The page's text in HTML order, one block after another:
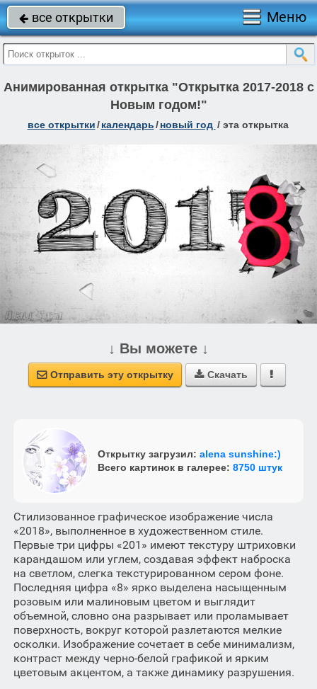
 все открытки Меню
Анимированная открытка "Открытка 2017-2018 с
Новым годом!"
все открытки/ календарь/ новый год / эта открытка
↓ Вы можете ↓
 Отправить эту открытку  Скачать 
Открытку загрузил: alena sunshine:)
Всего картинок в галерее: 8750 штук
Стилизованное графическое изображение числа
«2018», выполненное в художественном стиле.
Первые три цифры «201» имеют текстуру штриховки
карандашом или углем, создавая эффект наброска
на светлом, слегка текстурированном сером фоне.
Последняя цифра «8» ярко выделена насыщенным
розовым или малиновым цветом и выглядит
объемной, словно она разрывает или проламывает
поверхность, вокруг которой разлетаются мелкие
осколки. Изображение сочетает в себе минимализм,
контраст между черно-белой графикой и ярким
цветовым акцентом, а также динамику разрушения.